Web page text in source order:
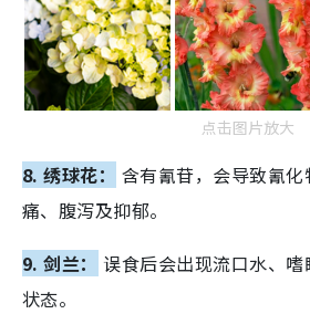
点击图片放大
8. 绣球花：
含有氰苷，会导致氰
痛、腹泻及抑郁。
9. 剑兰：
误食后会出现流口水、
状态。